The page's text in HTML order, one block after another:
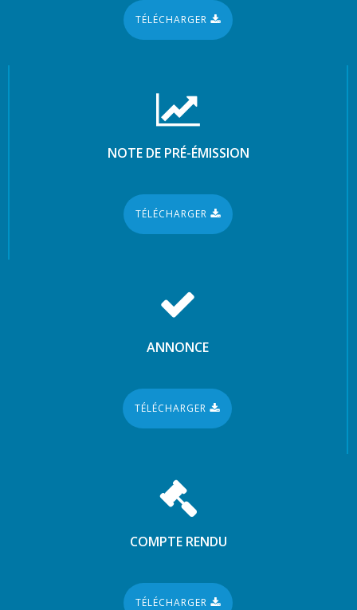
TÉLÉCHARGER
NOTE DE PRÉ-ÉMISSION
TÉLÉCHARGER
ANNONCE
TÉLÉCHARGER
COMPTE RENDU
TÉLÉCHARGER